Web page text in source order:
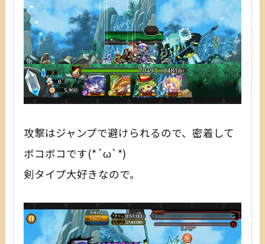
攻撃はジャンプで避けられるので、密着して
ボコボコです(*´ω`*)
剣タイプ大好きなので。